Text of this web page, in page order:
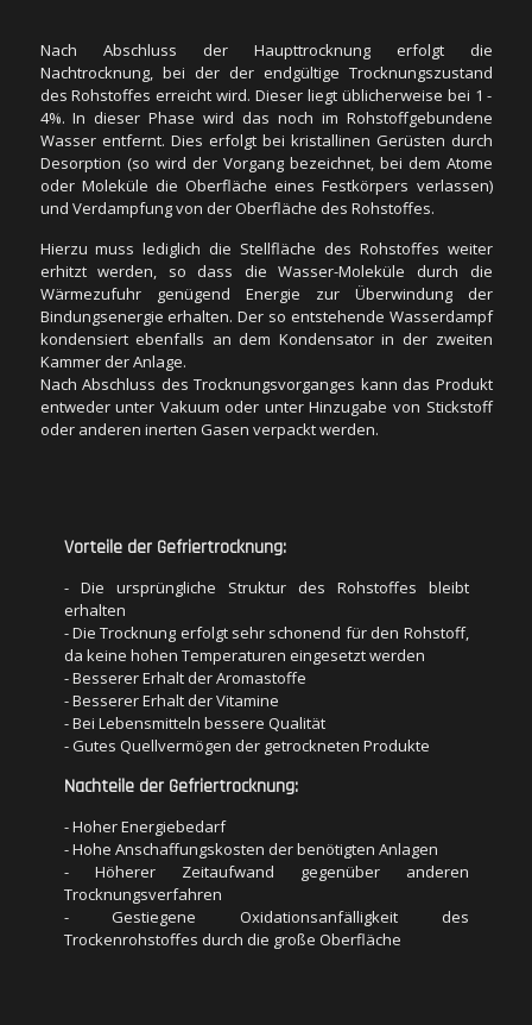
und Verdampfung von der Oberfläche des Rohstoffes.
Hierzu muss lediglich die Stellfläche des Rohstoffes weiter
erhitzt werden, so dass die Wasser-Moleküle durch die
Wärmezufuhr genügend Energie zur Überwindung der
Bindungsenergie erhalten. Der so entstehende Wasserdampf
kondensiert ebenfalls an dem Kondensator in der zweiten
Kammer der Anlage.
Nach Abschluss des Trocknungsvorganges kann das Produkt
entweder unter Vakuum oder unter Hinzugabe von Stickstoff
oder anderen inerten Gasen verpackt werden.
Vorteile der Gefriertrocknung:
- Die ursprüngliche Struktur des Rohstoffes bleibt
- Besserer Erhalt der Vitamine
- Bei Lebensmitteln bessere Qualität
- Gutes Quellvermögen der getrockneten Produkte
Nachteile der Gefriertrocknung:
- Hoher Energiebedarf
- Hohe Anschaffungskosten der benötigten Anlagen
- Höherer Zeitaufwand gegenüber anderen
Trocknungsverfahren
- Gestiegene Oxidationsanfälligkeit des
Trockenrohstoffes durch die große Oberfläche
Nach Abschluss der Haupttrocknung erfolgt die
Nachtrocknung, bei der der endgültige Trocknungszustand
des Rohstoffes erreicht wird. Dieser liegt üblicherweise bei 1 -
4%. In dieser Phase wird das noch im Rohstoffgebundene
Wasser entfernt. Dies erfolgt bei kristallinen Gerüsten durch
Desorption (so wird der Vorgang bezeichnet, bei dem Atome
oder Moleküle die Oberfläche eines Festkörpers verlassen)
und Verdampfung von der Oberfläche des Rohstoffes.
Hierzu muss lediglich die Stellfläche des Rohstoffes weiter
erhitzt werden, so dass die Wasser-Moleküle durch die
Wärmezufuhr genügend Energie zur Überwindung der
Bindungsenergie erhalten. Der so entstehende Wasserdampf
kondensiert ebenfalls an dem Kondensator in der zweiten
Kammer der Anlage.
Nach Abschluss des Trocknungsvorganges kann das Produkt
entweder unter Vakuum oder unter Hinzugabe von Stickstoff
oder anderen inerten Gasen verpackt werden.
Vorteile der Gefriertrocknung:
- Die ursprüngliche Struktur des Rohstoffes bleibt
erhalten
- Die Trocknung erfolgt sehr schonend für den Rohstoff,
da keine hohen Temperaturen eingesetzt werden
- Besserer Erhalt der Aromastoffe
- Besserer Erhalt der Vitamine
- Bei Lebensmitteln bessere Qualität
- Gutes Quellvermögen der getrockneten Produkte
Nachteile der Gefriertrocknung:
- Hoher Energiebedarf
- Hohe Anschaffungskosten der benötigten Anlagen
- Höherer Zeitaufwand gegenüber anderen
Trocknungsverfahren
- Gestiegene Oxidationsanfälligkeit des
Trockenrohstoffes durch die große Oberfläche